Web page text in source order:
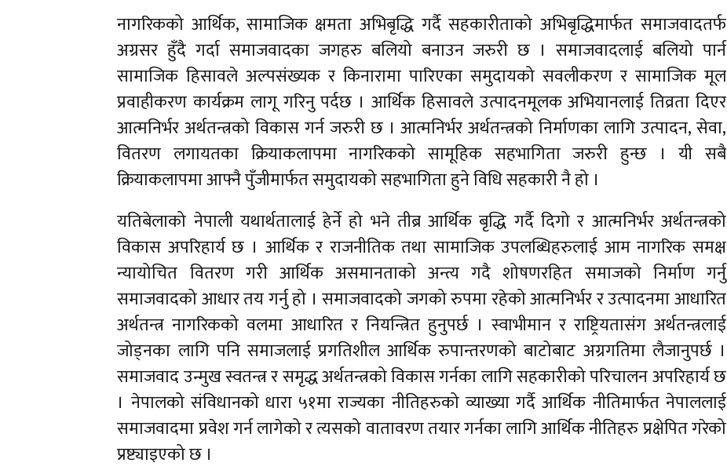
नागरिकको आर्थिक, सामाजिक क्षमता अभिबृद्धि गर्दै सहकारीताको अभिबृद्धिमार्फत समाजवादतर्फ
अग्रसर हुँदै गर्दा समाजवादका जगहरु बलियो बनाउन जरुरी छ । समाजवादलाई बलियो पार्न
सामाजिक हिसावले अल्पसंख्यक र किनारामा पारिएका समुदायको सवलीकरण र सामाजिक मूल
प्रवाहीकरण कार्यक्रम लागू गरिनु पर्दछ । आर्थिक हिसावले उत्पादनमूलक अभियानलाई तिव्रता दिएर
आत्मनिर्भर अर्थतन्त्रको विकास गर्न जरुरी छ । आत्मनिर्भर अर्थतन्त्रको निर्माणका लागि उत्पादन, सेवा,
वितरण लगायतका क्रियाकलापमा नागरिकको सामूहिक सहभागिता जरुरी हुन्छ । यी सबै
क्रियाकलापमा आफ्नै पुँजीमार्फत समुदायको सहभागिता हुने विधि सहकारी नै हो ।
यतिबेलाको नेपाली यथार्थतालाई हेर्ने हो भने तीब्र आर्थिक बृद्धि गर्दै दिगो र आत्मनिर्भर अर्थतन्त्रको
विकास अपरिहार्य छ । आर्थिक र राजनीतिक तथा सामाजिक उपलब्धिहरुलाई आम नागरिक समक्ष
न्यायोचित वितरण गरी आर्थिक असमानताको अन्त्य गदै शोषणरहित समाजको निर्माण गर्नु
समाजवादको आधार तय गर्नु हो । समाजवादको जगको रुपमा रहेको आत्मनिर्भर र उत्पादनमा आधारित
अर्थतन्त्र नागरिकको वलमा आधारित र नियन्त्रित हुनुपर्छ । स्वाभीमान र राष्ट्रियतासंग अर्थतन्त्रलाई
जोड्नका लागि पनि समाजलाई प्रगतिशील आर्थिक रुपान्तरणको बाटोबाट अग्रगतिमा लैजानुपर्छ ।
समाजवाद उन्मुख स्वतन्त्र र समृद्ध अर्थतन्त्रको विकास गर्नका लागि सहकारीको परिचालन अपरिहार्य छ
। नेपालको संविधानको धारा ५१मा राज्यका नीतिहरुको व्याख्या गर्दै आर्थिक नीतिमार्फत नेपाललाई
समाजवादमा प्रवेश गर्न लागेको र त्यसको वातावरण तयार गर्नका लागि आर्थिक नीतिहरु प्रक्षेपित गरेको
प्रष्ट्याइएको छ ।